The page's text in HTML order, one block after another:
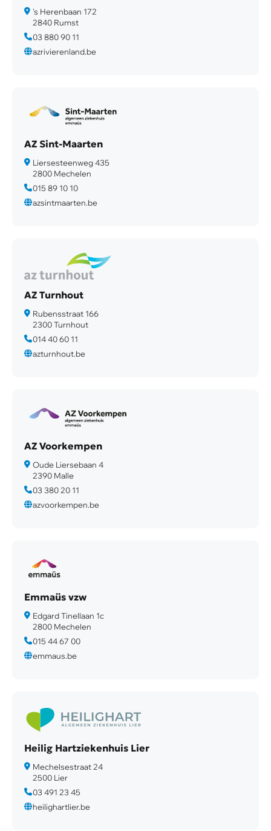
's Herenbaan 172
2840 Rumst
03 880 90 11
azrivierenland.be
AZ Sint-Maarten
Liersesteenweg 435
2800 Mechelen
015 89 10 10
azsintmaarten.be
AZ Turnhout
Rubensstraat 166
2300 Turnhout
014 40 60 11
azturnhout.be
AZ Voorkempen
Oude Liersebaan 4
2390 Malle
03 380 20 11
azvoorkempen.be
Emmaüs vzw
Edgard Tinellaan 1c
2800 Mechelen
015 44 67 00
emmaus.be
Heilig Hartziekenhuis Lier
Mechelsestraat 24
2500 Lier
03 491 23 45
heilighartlier.be